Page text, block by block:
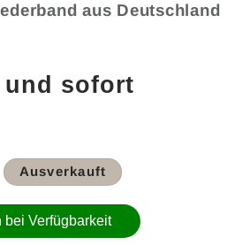
aus Deutschland
sofort
Ausverkauft
bei Verfügbarkeit